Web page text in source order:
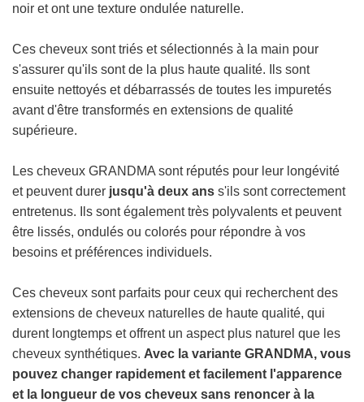
.
noir et ont une texture ondulée naturelle.
Ces cheveux sont triés et sélectionnés à la main pour
s'assurer qu'ils sont de la plus haute qualité. Ils sont
ensuite nettoyés et débarrassés de toutes les impuretés
avant d'être transformés en extensions de qualité
supérieure.
Les cheveux GRANDMA sont réputés pour leur longévité
et peuvent durer jusqu'à deux ans s'ils sont correctement
entretenus. Ils sont également très polyvalents et peuvent
être lissés, ondulés ou colorés pour répondre à vos
besoins et préférences individuels.
Ces cheveux sont parfaits pour ceux qui recherchent des
extensions de cheveux naturelles de haute qualité, qui
durent longtemps et offrent un aspect plus naturel que les
cheveux synthétiques. Avec la variante GRANDMA, vous
pouvez changer rapidement et facilement l'apparence
et la longueur de vos cheveux sans renoncer à la